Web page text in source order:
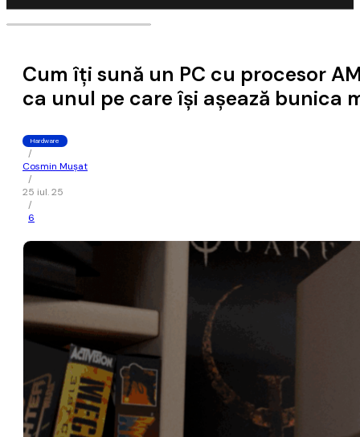
Cum îţi sună un PC cu procesor
ca unul pe care îşi aşează bunica
Hardware
/
Cosmin Mușat
/
25 iul. 25
/
6